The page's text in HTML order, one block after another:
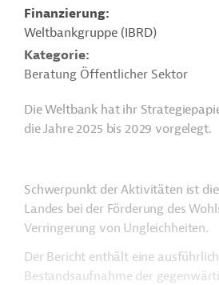
Finanzierung
Weltbankgruppe (IBRD)
Kategorie
Beratung Öffentlicher Sektor
Die Weltbank hat ihr
die Jahre 2025 bis 2029 vorgelegt.
Schwerpunkt der Aktivitäten ist
Landes bei der Förderung des
Verringerung von Ungleichheiten.
Der Bericht enthält eine
Bestandsaufnahme der